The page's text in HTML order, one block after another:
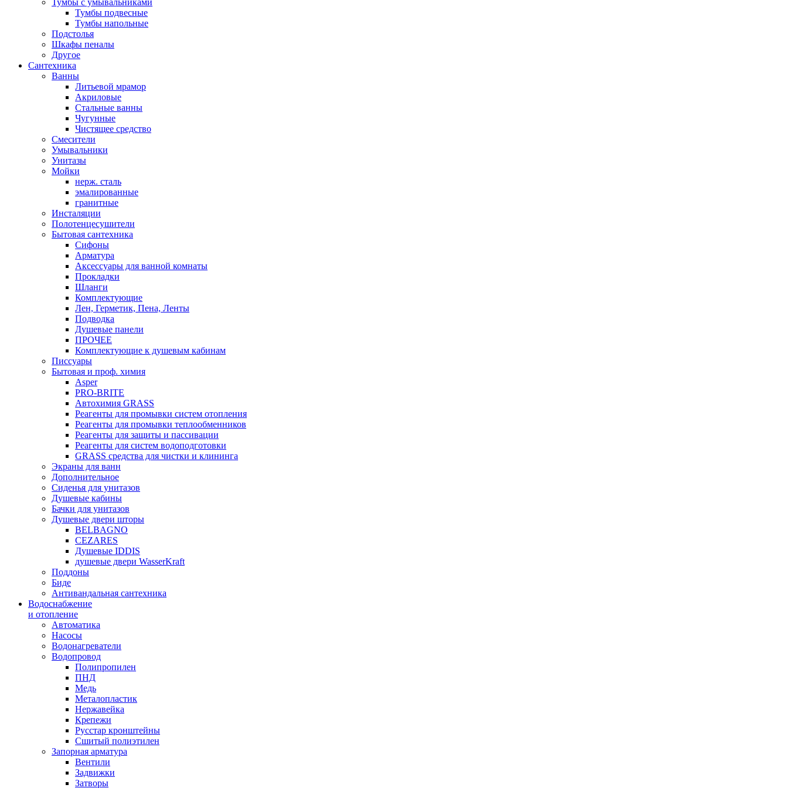
Тумбы с умывальниками
Тумбы подвесные
Тумбы напольные
Подстолья
Шкафы пеналы
Другое
Сантехника
Ванны
Литьевой мрамор
Акриловые
Стальные ванны
Чугунные
Чистящее средство
Смесители
Умывальники
Унитазы
Мойки
нерж. сталь
эмалированные
гранитные
Инсталяции
Полотенцесушители
Бытовая сантехника
Сифоны
Арматура
Аксессуары для ванной комнаты
Прокладки
Шланги
Комплектующие
Лен, Герметик, Пена, Ленты
Подводка
Душевые панели
ПРОЧЕЕ
Комплектующие к душевым кабинам
Писсуары
Бытовая и проф. химия
Asper
PRO-BRITE
Автохимия GRASS
Реагенты для промывки систем отопления
Реагенты для промывки теплообменников
Реагенты для защиты и пассивации
Реагенты для систем водоподготовки
GRASS средства для чистки и клининга
Экраны для ванн
Дополнительное
Сиденья для унитазов
Душевые кабины
Бачки для унитазов
Душевые двери шторы
BELBAGNO
CEZARES
Душевые IDDIS
душевые двери WasserKraft
Поддоны
Биде
Антивандальная сантехника
Водоснабжение
и отопление
Автоматика
Насосы
Водонагреватели
Водопровод
Полипропилен
ПНД
Медь
Металопластик
Нержавейка
Крепежи
Русстар кронштейны
Сшитый полиэтилен
Запорная арматура
Вентили
Задвижки
Затворы